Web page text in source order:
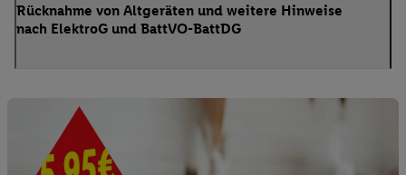
Rücknahme von Altgeräten und weitere Hinweise
nach ElektroG und BattVO-BattDG